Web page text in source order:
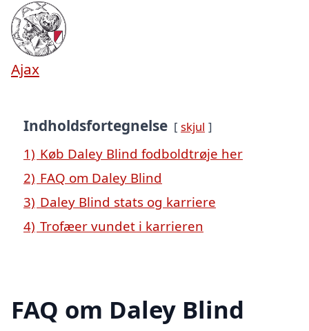
Ajax
Indholdsfortegnelse skjul
1) Køb Daley Blind fodboldtrøje her
2) FAQ om Daley Blind
3) Daley Blind stats og karriere
4) Trofæer vundet i karrieren
FAQ om Daley Blind